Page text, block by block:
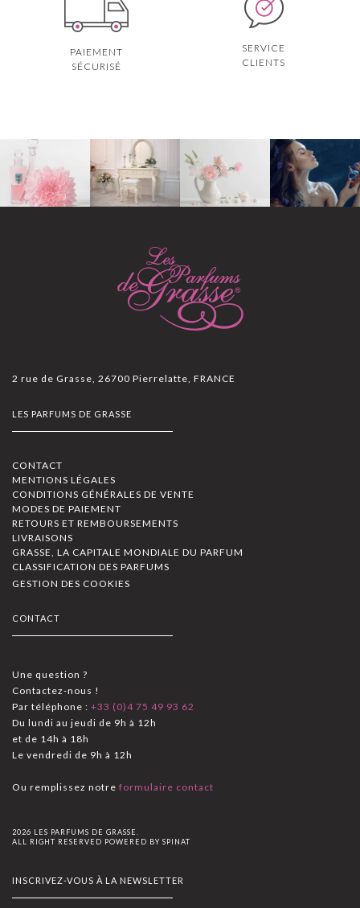
PAIEMENT
SÉCURISÉ
SERVICE
CLIENTS
2 rue de Grasse, 26700 Pierrelatte, FRANCE
LES PARFUMS DE GRASSE
CONTACT
MENTIONS LÉGALES
CONDITIONS GÉNÉRALES DE VENTE
MODES DE PAIEMENT
RETOURS ET REMBOURSEMENTS
LIVRAISONS
GRASSE, LA CAPITALE MONDIALE DU PARFUM
CLASSIFICATION DES PARFUMS
GESTION DES COOKIES
CONTACT
Une question ?
Contactez-nous !
Par téléphone : +33 (0)4 75 49 93 62
Du lundi au jeudi de 9h à 12h
et de 14h à 18h
Le vendredi de 9h à 12h
Ou remplissez notre formulaire contact
2026 LES PARFUMS DE GRASSE.
ALL RIGHT RESERVED POWERED BY SPINAT
INSCRIVEZ-VOUS À LA NEWSLETTER